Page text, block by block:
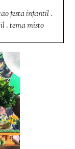
festa infantil.
.tema misto